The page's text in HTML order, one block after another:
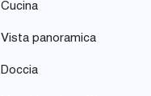
Cucina
Vista panoramica
Doccia